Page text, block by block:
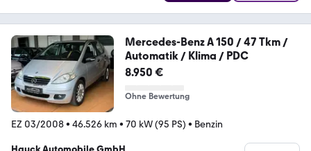
Mercedes-Benz A 150 / 47 Tkm /
Automatik / Klima / PDC
8.950 €
Ohne Bewertung
EZ 03/2008• 46.526 km • 70 kW (95 PS) • Benzin